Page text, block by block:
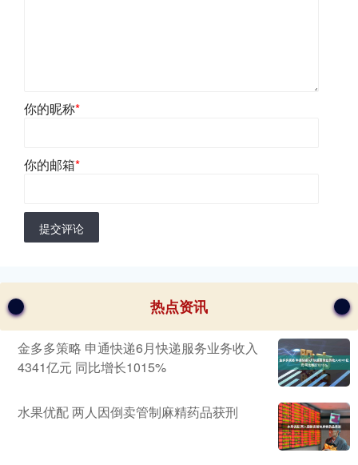
你的昵称*
你的邮箱*
提交评论
热点资讯
金多多策略 申通快递6月快递服务业务收入
4341亿元 同比增长1015%
水果优配 两人因倒卖管制麻精药品获刑